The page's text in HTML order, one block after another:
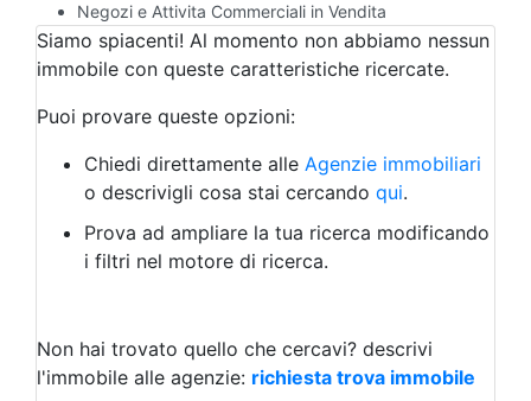
Negozi e Attivita Commerciali in Vendita
Qualsiasi
Attività/Licenza Commerciale
Azienda Agricola
Bar/Ristorante
Albergo
Laboratorio Artigianale
Negozio/locale commerciale
Agriturismo
Magazzini
Qualsiasi
Terreno edificabile
Siamo spiacenti! Al momento non abbiamo nessun
immobile con queste caratteristiche ricercate.
Puoi provare queste opzioni:
Chiedi direttamente alle Agenzie immobiliari
o descrivigli cosa stai cercando qui.
Prova ad ampliare la tua ricerca modificando
i filtri nel motore di ricerca.
Non hai trovato quello che cercavi? descrivi
l'immobile alle agenzie: richiesta trova immobile